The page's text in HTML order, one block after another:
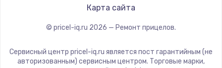
1300 руб.
1400 руб.
Pilad
Venox
Карта сайта
© pricel-iq.ru 2026 — Ремонт прицелов.
Сервисный центр pricel-iq.ru является пост гарантийным (не
авторизованным) сервисным центром. Торговые марки,